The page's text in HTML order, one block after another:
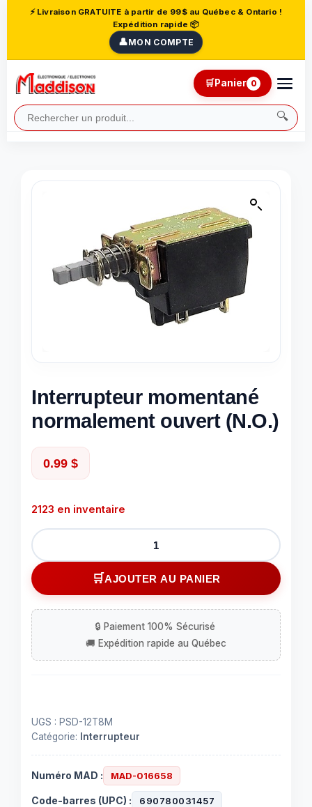
⚡ Livraison GRATUITE à partir de 99$ au Québec & Ontario !
Expédition rapide 📦
👤MON COMPTE
🔍
🛒Panier 0
Interrupteur momentané
normalement ouvert (N.O.)
0.99 $
2123 en inventaire
quantité
de
Interrupteur
momentané
normalement
ouvert
(N.O.)
AJOUTER AU PANIER
UGS : PSD-12T8M
Catégorie:
Interrupteur
Numéro MAD : MAD-016658
Code-barres (UPC) : 690780031457